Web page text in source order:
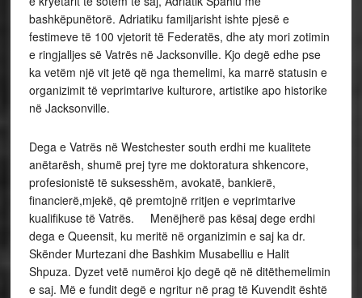
bashkëpunëtorë. Adriatiku familjarisht ishte pjesë e
festimeve të 100 vjetorit të Federatës, dhe aty mori zotimin
e ringjalljes së Vatrës në Jacksonville. Kjo degë edhe pse
ka vetëm një vit jetë që nga themelimi, ka marrë statusin e
organizimit të veprimtarive kulturore, artistike apo historike
në Jacksonville.
Dega e Vatrës në Westchester south erdhi me kualitete
anëtarësh, shumë prej tyre me doktoratura shkencore,
profesionistë të suksesshëm, avokatë, bankierë,
financierë,mjekë, që premtojnë rritjen e veprimtarive
kualifikuse të Vatrës. Menëjherë pas kësaj dege erdhi
dega e Queensit, ku meritë në organizimin e saj ka dr.
Skënder Murtezani dhe Bashkim Musabelliu e Halit
Shpuza. Dyzet vetë numëroi kjo degë që në ditëthemelimin
e saj. Më e fundit degë e ngritur në prag të Kuvendit është